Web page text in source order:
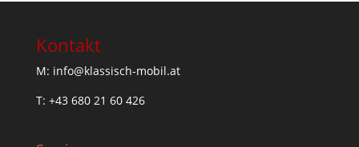
Kontakt
M: info@klassisch-mobil.at
T: +43 680 21 60 426